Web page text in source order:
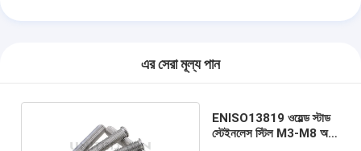
এর সেরা মূল্য পান
ENISO13819 ওয়েল্ড স্টাড
স্টেইনলেস স্টিল M3-M8 অটো